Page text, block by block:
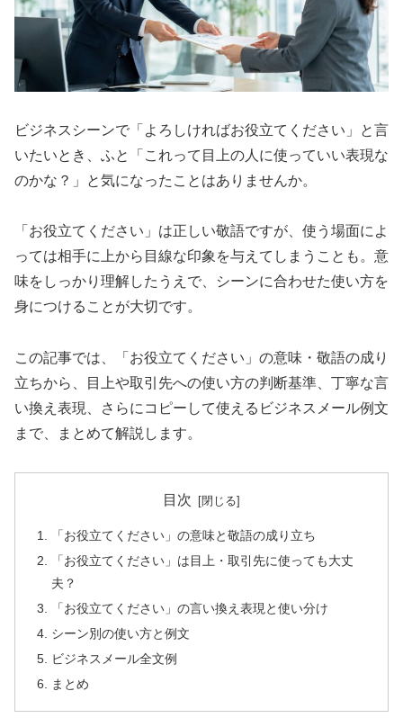
ビジネスシーンで「よろしければお役立てください」と言
いたいとき、ふと「これって目上の人に使っていい表現な
のかな？」と気になったことはありませんか。
「お役立てください」は正しい敬語ですが、使う場面によ
っては相手に上から目線な印象を与えてしまうことも。意
味をしっかり理解したうえで、シーンに合わせた使い方を
身につけることが大切です。
この記事では、「お役立てください」の意味・敬語の成り
立ちから、目上や取引先への使い方の判断基準、丁寧な言
い換え表現、さらにコピーして使えるビジネスメール例文
まで、まとめて解説します。
目次
「お役立てください」の意味と敬語の成り立ち
「お役立てください」は目上・取引先に使っても大丈
夫？
「お役立てください」の言い換え表現と使い分け
シーン別の使い方と例文
ビジネスメール全文例
まとめ